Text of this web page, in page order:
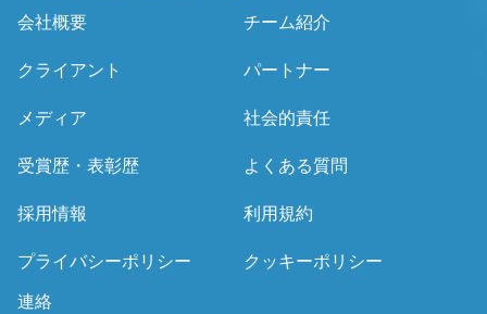
会社概要 チーム紹介
クライアント パートナー
メディア 社会的責任
受賞歴・表彰歴 よくある質問
採用情報 利用規約
プライバシーポリシー クッキーポリシー
連絡